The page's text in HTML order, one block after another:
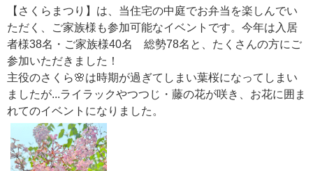
【さくらまつり】は、当住宅の中庭でお弁当を楽しんでい
ただく、ご家族様も参加可能なイベントです。今年は入居
者様38名・ご家族様40名 総勢78名と、たくさんの方にご
参加いただきました！
主役のさくら🌸は時期が過ぎてしまい葉桜になってしまい
ましたが...ライラックやつつじ・藤の花が咲き、お花に囲ま
れてのイベントになりました。